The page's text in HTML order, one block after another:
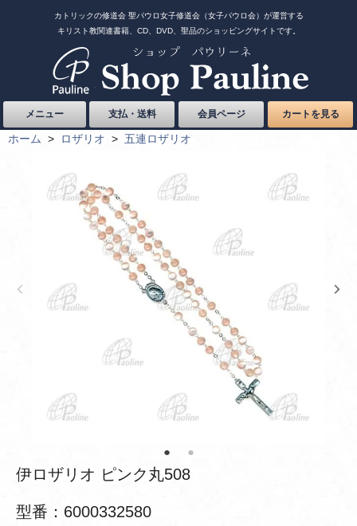
カトリックの修道会 聖パウロ女子修道会（女子パウロ会）が運営する
キリスト教関連書籍、CD、DVD、聖品のショッピングサイトです。
メニュー 支払・送料 会員ページ カートを見る
ホーム > ロザリオ > 五連ロザリオ
伊ロザリオ ピンク丸508
型番：6000332580